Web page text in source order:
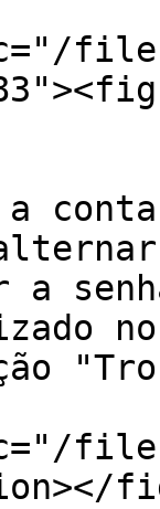
files/
a
files/